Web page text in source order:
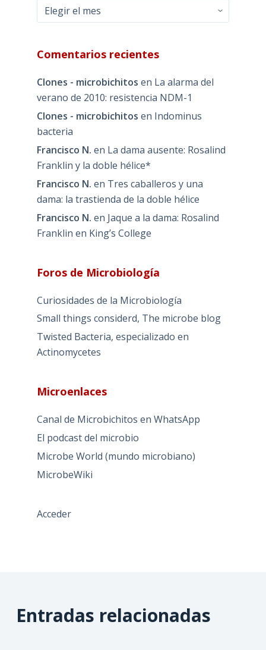
Archivos
Comentarios recientes
Clones - microbichitos en La alarma del
verano de 2010: resistencia NDM-1
Clones - microbichitos en Indominus
bacteria
Francisco N. en La dama ausente: Rosalind
Franklin y la doble hélice*
Francisco N. en Tres caballeros y una
dama: la trastienda de la doble hélice
Francisco N. en Jaque a la dama: Rosalind
Franklin en King’s College
Foros de Microbiología
Curiosidades de la Microbiología
Small things considerd, The microbe blog
Twisted Bacteria, especializado en
Actinomycetes
Microenlaces
Canal de Microbichitos en WhatsApp
El podcast del microbio
Microbe World (mundo microbiano)
MicrobeWiki
Acceder
Entradas relacionadas